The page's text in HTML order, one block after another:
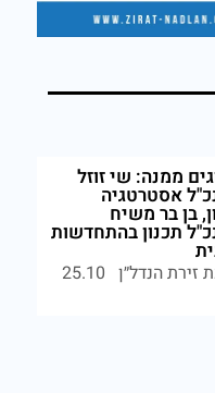
ממנה: שי זוזל
אסטרטגיה
בן בר משיח
תכנון בהתחדשות
זירת הנדל״ן 25.10